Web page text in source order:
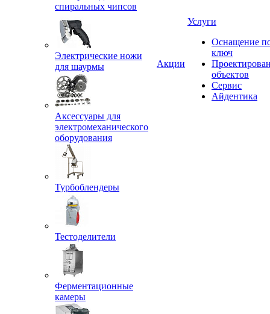
спиральных чипсов
Электрические ножи
для шаурмы
Аксессуары для
электромеханического
оборудования
Турбоблендеры
Тестоделители
Ферментационные
камеры
Акции
Услуги
Оснащение
ключ
объектов
Сервис
Айдентика